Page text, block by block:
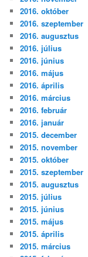
2016. október
2016. szeptember
2016. augusztus
2016. július
2016. június
2016. május
2016. április
2016. március
2016. február
2016. január
2015. december
2015. november
2015. október
2015. szeptember
2015. augusztus
2015. július
2015. június
2015. május
2015. április
2015. március